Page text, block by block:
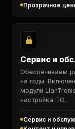
Прозрачное
Сервис и
Обеспечиваем
на годы.
модули
настройка ПО.
Сервис и